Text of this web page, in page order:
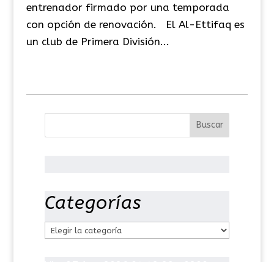
entrenador firmado por una temporada
con opción de renovación. El Al-Ettifaq es
un club de Primera División...
Categorías